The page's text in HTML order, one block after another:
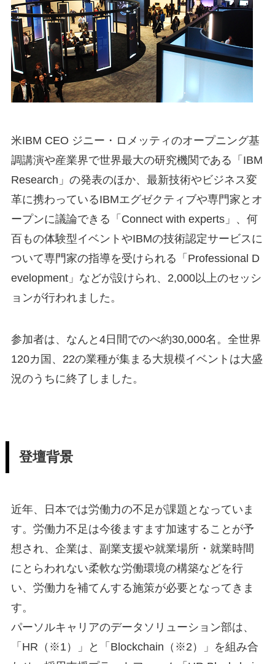
米IBM CEO ジニー・ロメッティのオープニング基
調講演や産業界で世界最大の研究機関である「IBM
Research」の発表のほか、最新技術やビジネス変
革に携わっているIBMエグゼクティブや専門家とオ
ープンに議論できる「Connect with experts」、何
百もの体験型イベントやIBMの技術認定サービスに
ついて専門家の指導を受けられる「Professional D
evelopment」などが設けられ、2,000以上のセッシ
ョンが行われました。
参加者は、なんと4日間でのべ約30,000名。全世界
120カ国、22の業種が集まる大規模イベントは大盛
況のうちに終了しました。
登壇背景
近年、日本では労働力の不足が課題となっていま
す。労働力不足は今後ますます加速することが予
想され、企業は、副業支援や就業場所・就業時間
にとらわれない柔軟な労働環境の構築などを行
い、労働力を補てんする施策が必要となってきま
す。
パーソルキャリアのデータソリューション部は、
「HR（※1）」と「Blockchain（※2）」を組み合